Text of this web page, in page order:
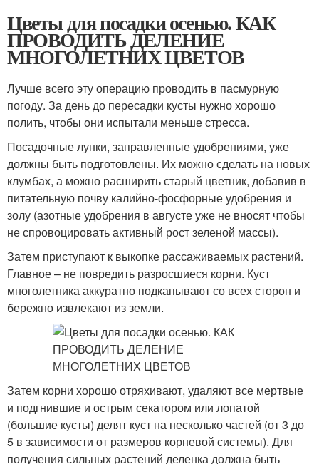
Цветы для посадки осенью. КАК
ПРОВОДИТЬ ДЕЛЕНИЕ
МНОГОЛЕТНИХ ЦВЕТОВ
Лучше всего эту операцию проводить в пасмурную
погоду. За день до пересадки кусты нужно хорошо
полить, чтобы они испытали меньше стресса.
Посадочные лунки, заправленные удобрениями, уже
должны быть подготовлены. Их можно сделать на новых
клумбах, а можно расширить старый цветник, добавив в
питательную почву калийно-фосфорные удобрения и
золу (азотные удобрения в августе уже не вносят чтобы
не спровоцировать активный рост зеленой массы).
Затем приступают к выкопке рассаживаемых растений.
Главное – не повредить разросшиеся корни. Куст
многолетника аккуратно подкапывают со всех сторон и
бережно извлекают из земли.
Затем корни хорошо отряхивают, удаляют все мертвые
и подгнившие и острым секатором или лопатой
(большие кусты) делят куст на несколько частей (от 3 до
5 в зависимости от размеров корневой системы). Для
получения сильных растений деленка должна быть